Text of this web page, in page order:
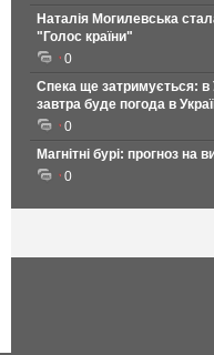
Наталія Могилевська
"Голос країни"
0
Спека ще затримується: в
завтра буде погода в
0
Магнітні бурі: прогноз на
0